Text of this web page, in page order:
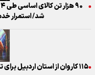
شد/ استمرار
۱۱۵ کاروان از استان اردبیل برای تشییع رهبر شهید عازم شدند